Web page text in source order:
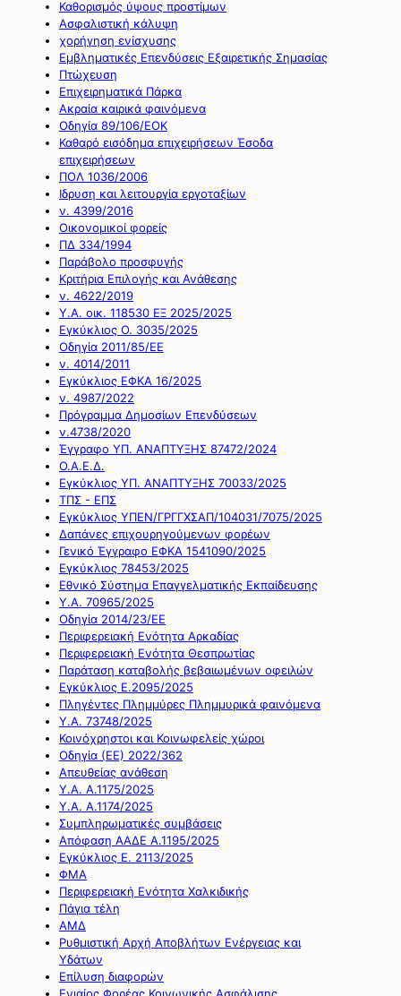
Καθορισμός ύψους προστίμων
Ασφαλιστική κάλυψη
χορήγηση ενίσχυσης
Εμβληματικές Επενδύσεις Εξαιρετικής Σημασίας
Πτώχευση
Επιχειρηματικά Πάρκα
Ακραία καιρικά φαινόμενα
Οδηγία 89/106/ΕΟΚ
Καθαρό εισόδημα επιχειρήσεων Έσοδα
επιχειρήσεων
ΠΟΛ 1036/2006
Ιδρυση και λειτουργία εργοταξίων
ν. 4399/2016
Οικονομικοί φορείς
ΠΔ 334/1994
Παράβολο προσφυγής
Κριτήρια Επιλογής και Ανάθεσης
ν. 4622/2019
Υ.Α. οικ. 118530 ΕΞ 2025/2025
Εγκύκλιος Ο. 3035/2025
Οδηγία 2011/85/ΕΕ
ν. 4014/2011
Εγκύκλιος ΕΦΚΑ 16/2025
ν. 4987/2022
Πρόγραμμα Δημοσίων Επενδύσεων
ν.4738/2020
Έγγραφο ΥΠ. ΑΝΑΠΤΥΞΗΣ 87472/2024
Ο.Α.Ε.Δ.
Εγκύκλιος ΥΠ. ΑΝΑΠΤΥΞΗΣ 70033/2025
ΤΠΣ - ΕΠΣ
Εγκύκλιος ΥΠΕΝ/ΓΡΓΓΧΣΑΠ/104031/7075/2025
Δαπάνες επιχουρηγούμενων φορέων
Γενικό Έγγραφο ΕΦΚΑ 1541090/2025
Εγκύκλιος 78453/2025
Εθνικό Σύστημα Επαγγελματικής Εκπαίδευσης
Υ.Α. 70965/2025
Οδηγία 2014/23/ΕΕ
Περιφερειακή Ενότητα Αρκαδίας
Περιφερειακή Ενότητα Θεσπρωτίας
Παράταση καταβολής βεβαιωμένων οφειλών
Εγκύκλιος Ε.2095/2025
Πληγέντες Πλημμύρες Πλημμυρικά φαινόμενα
Υ.Α. 73748/2025
Κοινόχρηστοι και Κοινωφελείς χώροι
Οδηγία (ΕΕ) 2022/362
Απευθείας ανάθεση
Υ.Α. Α.1175/2025
Υ.Α. Α.1174/2025
Συμπληρωματικές συμβάσεις
Απόφαση ΑΑΔΕ Α.1195/2025
Εγκύκλιος Ε. 2113/2025
ΦΜΑ
Περιφερειακή Ενότητα Χαλκιδικής
Πάγια τέλη
ΑΜΔ
Ρυθμιστική Αρχή Αποβλήτων Ενέργειας και
Υδάτων
Επίλυση διαφορών